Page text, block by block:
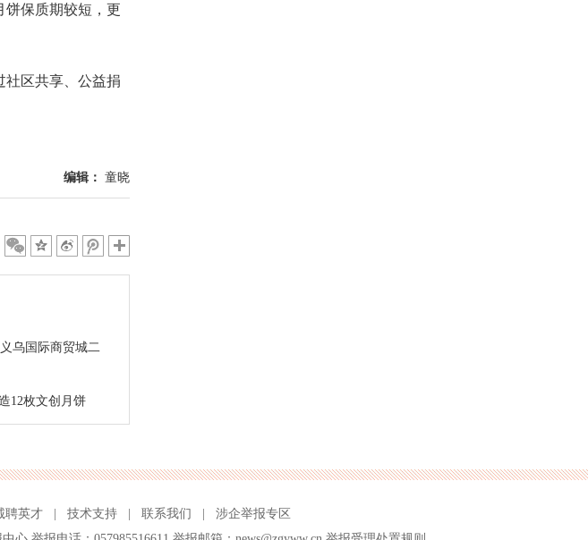
饼保质期较短，更
区共享、公益捐
编辑： 童晓
乌国际商贸城二
12枚文创月饼
聘英才 技术支持 联系我们
涉企举报专区